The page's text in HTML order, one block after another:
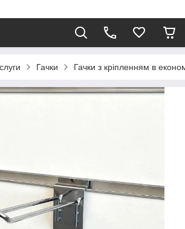
Гачки Гачки з кріпленням в